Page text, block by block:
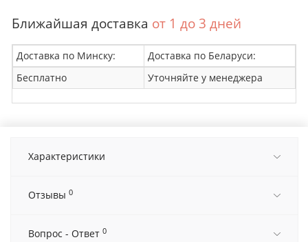
Ближайшая доставка от 1 до 3 дней
Доставка по Минску:
Доставка по Беларуси:
Бесплатно
Уточняйте у менеджера
Характеристики
Отзывы 0
Вопрос - Ответ 0